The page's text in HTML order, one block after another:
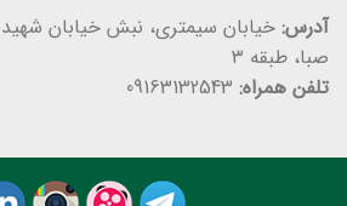
آدرس: خیابان سیمتری، نبش خیابان
صبا، طبقه ۳
تلفن همراه: